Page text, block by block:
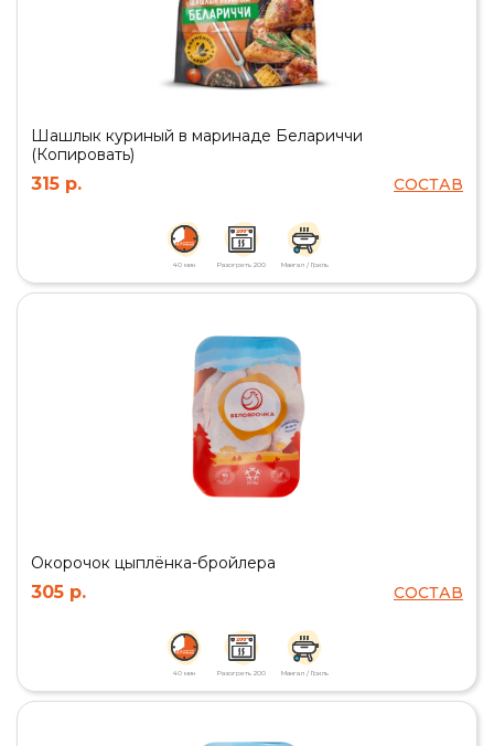
Шашлык куриный в маринаде Белариччи
(Копировать)
315 р. СОСТАВ
40 мин Разогреть 200 Мангал / Гриль
Окорочок цыплёнка-бройлера
305 р. СОСТАВ
40 мин Разогреть 200 Мангал / Гриль